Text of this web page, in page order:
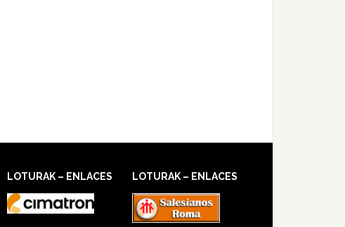
LOTURAK – ENLACES LOTURAK – ENLACES